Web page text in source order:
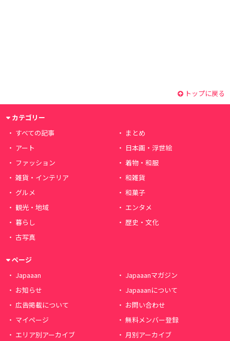
トップに戻る
カテゴリー
すべての記事
まとめ
アート
日本画・浮世絵
ファッション
着物・和服
雑貨・インテリア
和雑貨
グルメ
和菓子
観光・地域
エンタメ
暮らし
歴史・文化
古写真
ページ
Japaaan
Japaaanマガジン
お知らせ
Japaaanについて
広告掲載について
お問い合わせ
マイページ
無料メンバー登録
エリア別アーカイブ
月別アーカイブ